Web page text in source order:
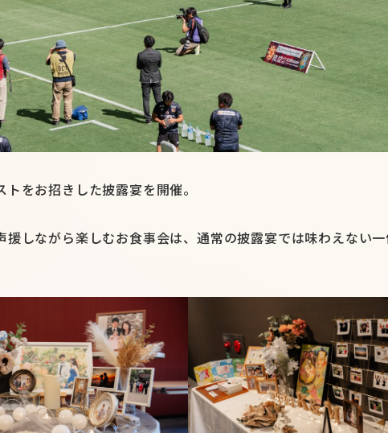
をお招きした披露宴を開催。
しながら楽しむお食事会は、通常の披露宴では味わえない